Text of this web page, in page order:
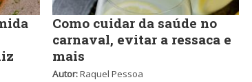
Como cuidar da saúde no
carnaval, evitar a ressaca e
mais
Autor:Raquel Pessoa